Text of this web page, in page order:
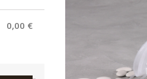
0,00 €